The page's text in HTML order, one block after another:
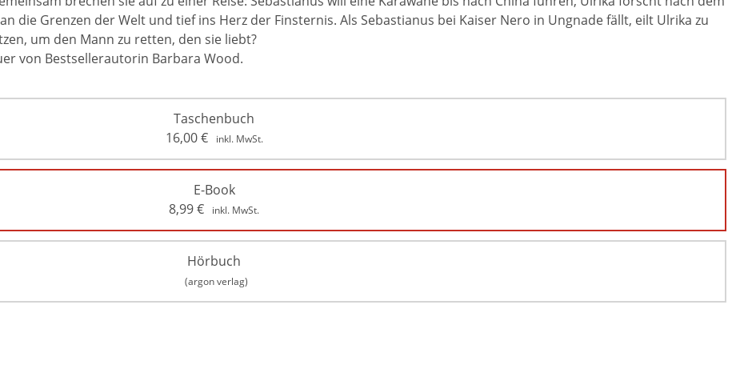
die Grenzen der Welt und tief ins Herz der Finsternis. Als Sebastianus bei Kaiser Nero in Ungnade fällt, eilt Ulrika zu
um den Mann zu retten, den sie liebt?
von Bestsellerautorin Barbara Wood.
Taschenbuch
16,00€ inkl. MwSt.
E-Book
8,99€ inkl. MwSt.
Hörbuch
(argon verlag)